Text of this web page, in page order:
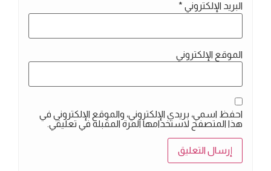
البريد الإلكتروني *
الموقع الإلكتروني
احفظ اسمي، بريدي الإلكتروني، والموقع الإلكتروني في
هذا المتصفح لاستخدامها المرة المقبلة في تعليقي.